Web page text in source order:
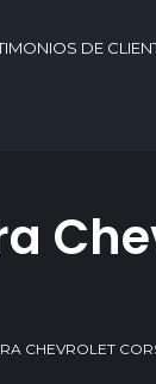
DE
CHEVROLET